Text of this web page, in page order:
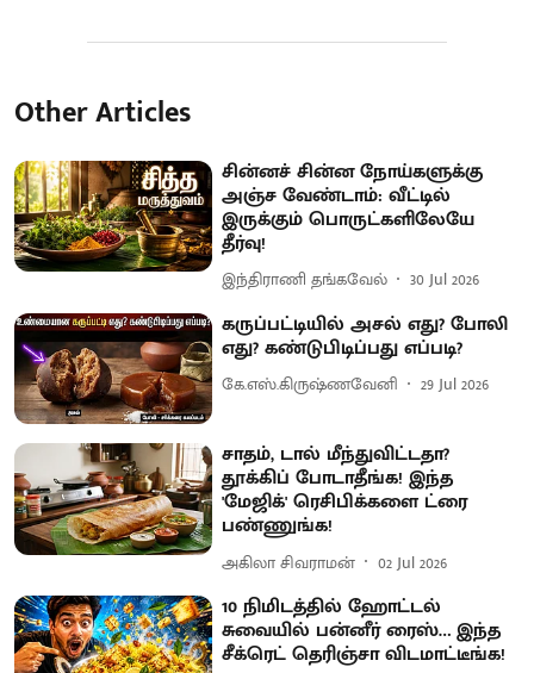
Other Articles
சின்னச் சின்ன நோய்களுக்கு
அஞ்ச வேண்டாம்: வீட்டில்
இருக்கும் பொருட்களிலேயே
தீர்வு!
இந்திராணி தங்கவேல் 30 Jul 2026
கருப்பட்டியில் அசல் எது? போலி
எது? கண்டுபிடிப்பது எப்படி?
கே.எஸ்.கிருஷ்ணவேனி 29 Jul 2026
சாதம், டால் மீந்துவிட்டதா?
தூக்கிப் போடாதீங்க! இந்த
'மேஜிக்' ரெசிபிக்களை ட்ரை
பண்ணுங்க!
அகிலா சிவராமன் 02 Jul 2026
10 நிமிடத்தில் ஹோட்டல்
சுவையில் பன்னீர் ரைஸ்… இந்த
சீக்ரெட் தெரிஞ்சா விடமாட்டீங்க!